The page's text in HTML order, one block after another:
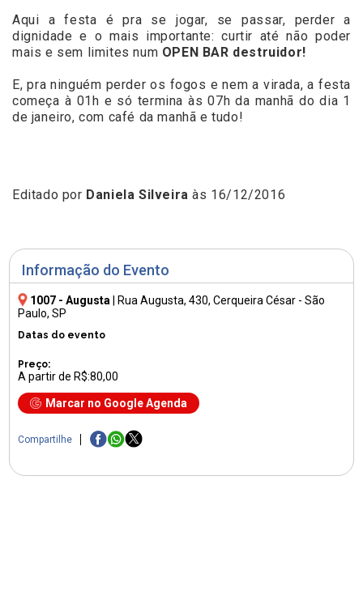
Informação do Evento
1007 - Augusta Rua Augusta, 430, Cerqueira César - São
Paulo, SP
Datas do evento
Preço:
A partir de R$:80,00
Marcar no Google Agenda
Compartilhe
Aqui a festa é pra se jogar, se passar, perder a
dignidade e o mais importante: curtir até não poder
mais e sem limites num OPEN BAR destruidor!
E, pra ninguém perder os fogos e nem a virada, a festa
começa à 01h e só termina às 07h da manhã do dia 1
de janeiro, com café da manhã e tudo!
Editado por Daniela Silveira às 16/12/2016